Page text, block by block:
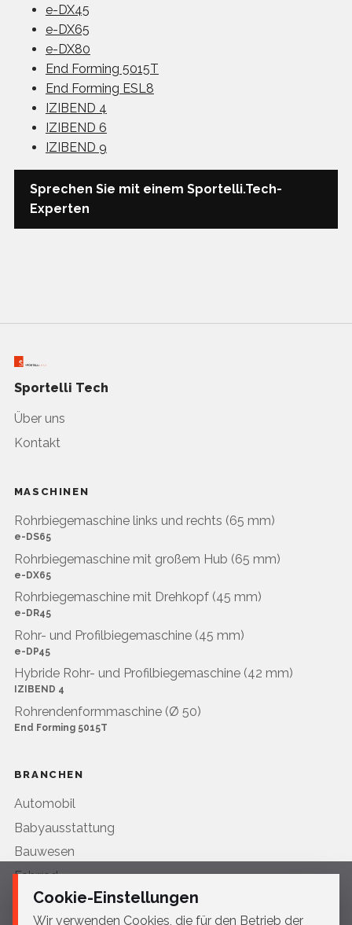
e-DX45
e-DX65
e-DX80
End Forming 5015T
End Forming ESL8
IZIBEND 4
IZIBEND 6
IZIBEND 9
Sprechen Sie mit einem Sportelli.Tech-
Experten
Sportelli Tech
Über uns
Kontakt
MASCHINEN
Rohrbiegemaschine links und rechts (65 mm)
e-DS65
Rohrbiegemaschine mit großem Hub (65 mm)
e-DX65
Rohrbiegemaschine mit Drehkopf (45 mm)
e-DR45
Rohr- und Profilbiegemaschine (45 mm)
e-DP45
Hybride Rohr- und Profilbiegemaschine (42 mm)
IZIBEND 4
Rohrendenformmaschine (Ø 50)
End Forming 5015T
BRANCHEN
Automobil
Babyausstattung
Bauwesen
Fahrrad
HVACCookie-Einstellungen
Wir verwenden Cookies, die für den Betrieb der